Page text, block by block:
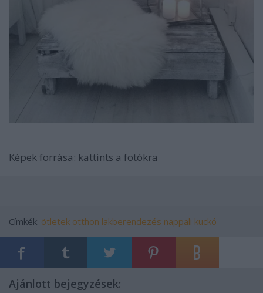
Képek forrása: kattints a fotókra
Címkék: ötletek otthon lakberendezés nappali kuckó
Ajánlott bejegyzések: